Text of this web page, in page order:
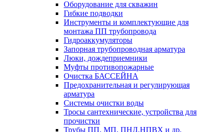
Оборудование для скважин
Гибкие подводки
Инструменты и комплектующие для
монтажа ПП трубопровода
Гидроаккумуляторы
Запорная трубопроводная арматура
Люки, дождеприемники
Муфты противопожарные
Очистка БАССЕЙНА
Предохранительная и регулирующая
арматура
Системы очистки воды
Тросы сантехнические, устройства для
прочистки
Трубы ПП, МП, ПНД,НПВХ и др.